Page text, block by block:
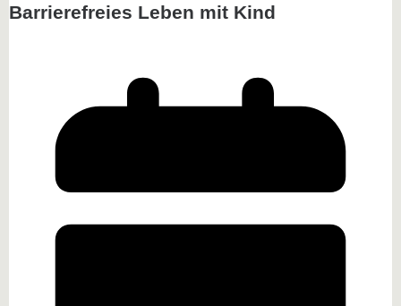
Barrierefreies Leben mit Kind